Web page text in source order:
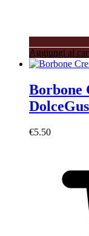
Aggiungi al
Borbone
€5.50